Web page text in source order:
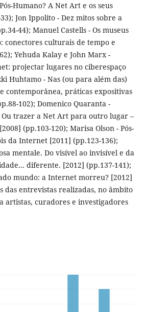
Humano? A Net Art e os seus
Jon Ippolito - Dez mitos sobre a
44); Manuel Castells - Os museus
conectores culturais de tempo e
Yehuda Kalay e John Marx -
projectar lugares no ciberespaço
Huhtamo - Nas (ou para além das)
contemporânea, práticas expositivas
102); Domenico Quaranta -
trazer a Net Art para outro lugar –
(pp.103-120); Marisa Olson - Pós-
da Internet [2011] (pp.123-136);
mentale. Do visível ao invisível e da
diferente. [2012] (pp.137-141);
mundo: a Internet morreu? [2012]
das entrevistas realizadas, no âmbito
artistas, curadores e investigadores